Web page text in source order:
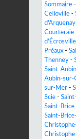
Sommaire -
Celloville -
d'Arquenay
Courteraie
d'Écrosville
Préaux -
Thenney -
Saint-
Aubin-sur-
sur-Mer -
Scie -
Saint-Brice
Saint-